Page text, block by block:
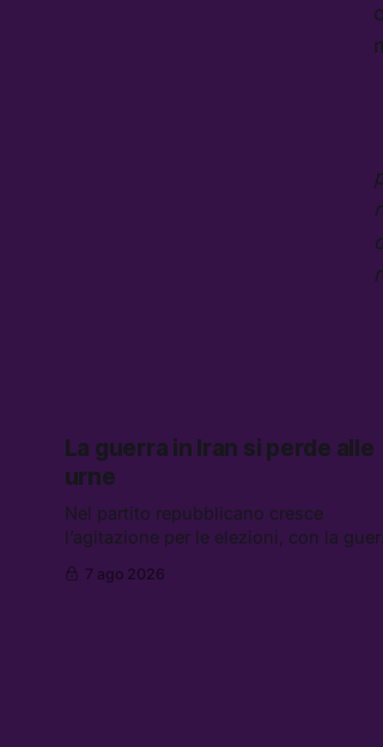
La guerra in Iran si perde alle
urne
Nel partito repubblicano cresce
l’agitazione per le elezioni, con la
le altre notizie: due alti dirigenti del
7 ago 2026